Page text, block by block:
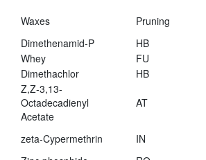
Waxes Pruning
Dimethenamid-P
HB
Whey
FU
Dimethachlor
HB
Z,Z-3,13-
Octadecadienyl
Acetate
AT
zeta-Cypermethrin IN